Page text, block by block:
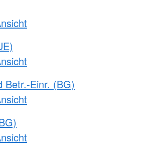
Betr.-Einr. (BG)